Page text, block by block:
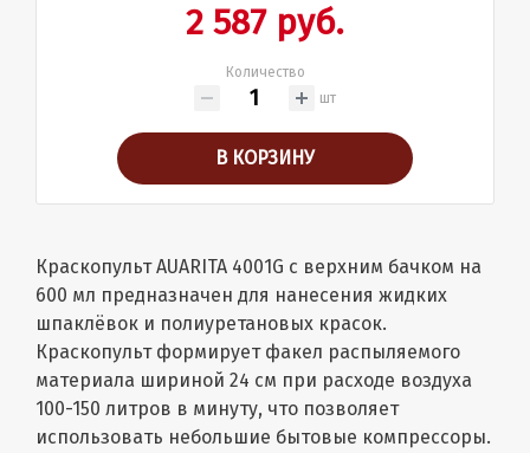
2 587 руб.
Количество
шт
В КОРЗИНУ
Краскопульт AUARITA 4001G с верхним бачком на
600 мл предназначен для нанесения жидких
шпаклёвок и полиуретановых красок.
Краскопульт формирует факел распыляемого
материала шириной 24 см при расходе воздуха
100-150 литров в минуту, что позволяет
использовать небольшие бытовые компрессоры.